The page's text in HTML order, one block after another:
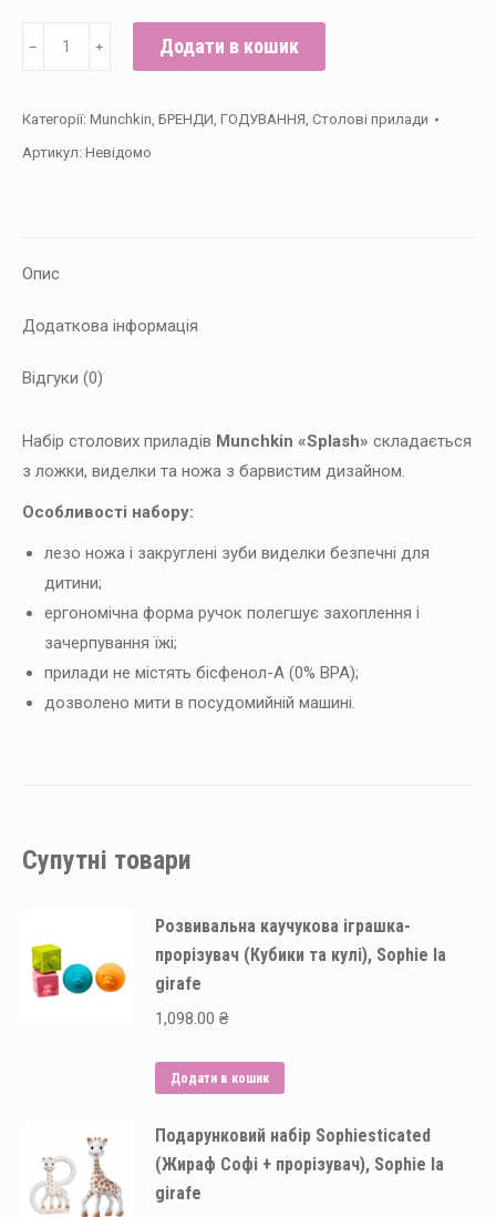
ложка,
виделка,
﹣ ﹢ Додати в кошик
Категорії: Munchkin, БРЕНДИ, ГОДУВАННЯ, Столові прилади
Артикул: Невідомо
Опис
Додаткова інформація
Відгуки (0)
Набір столових приладів Munchkin «Splash» складається
з ложки, виделки та ножа з барвистим дизайном.
Особливості набору:
лезо ножа і закруглені зуби виделки безпечні для
дитини;
ергономічна форма ручок полегшує захоплення і
зачерпування їжі;
прилади не містять бісфенол-А (0% BPA);
дозволено мити в посудомийній машині.
Супутні товари
Розвивальна каучукова іграшка-
прорізувач (Кубики та кулі), Sophie la
girafe
1,098.00 ₴
Додати в кошик
Подарунковий набір Sophiesticated
(Жираф Софі + прорізувач), Sophie la
girafe